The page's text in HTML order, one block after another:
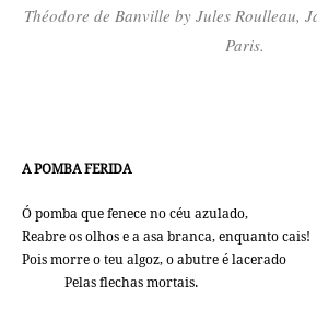
Théodore de Banville by Jules Roulleau,
Paris.
A POMBA FERIDA
Ó pomba que fenece no céu azulado,
Reabre os olhos e a asa branca, enquanto cais!
Pois morre o teu algoz, o abutre é lacerado
Pelas flechas mortais.